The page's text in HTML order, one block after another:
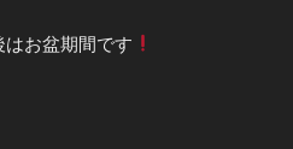
お盆期間です